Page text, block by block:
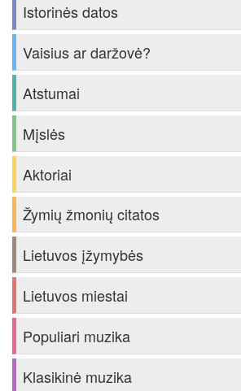
Istorinės datos
Vaisius ar daržovė?
Atstumai
Mįslės
Aktoriai
Žymių žmonių citatos
Lietuvos įžymybės
Lietuvos miestai
Populiari muzika
Klasikinė muzika